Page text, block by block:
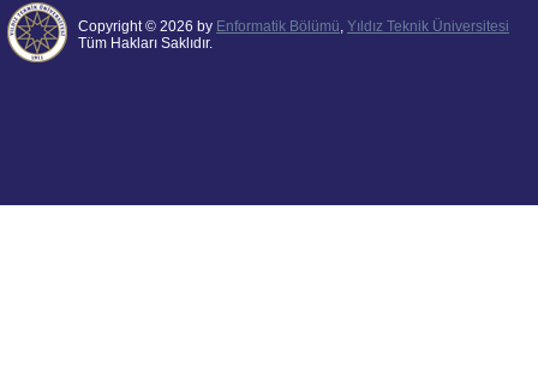
Copyright © 2026 by Enformatik Bölümü, Yıldız Teknik Üniversitesi
Tüm Hakları Saklıdır.